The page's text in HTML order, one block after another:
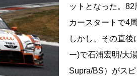
ットとなった。
カースタートで4
しかし、その直
ー)で石浦宏明/大
Supra/BS）がス